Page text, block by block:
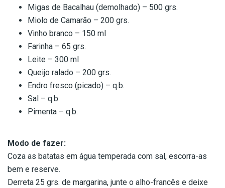
Migas de Bacalhau (demolhado) – 500 grs.
Miolo de Camarão – 200 grs.
Vinho branco – 150 ml
Farinha – 65 grs.
Leite – 300 ml
Queijo ralado – 200 grs.
Endro fresco (picado) – q.b.
Sal – q.b.
Pimenta – q.b.
Modo de fazer:
Coza as batatas em água temperada com sal, escorra-as
bem e reserve.
Derreta 25 grs. de margarina, junte o alho-francês e deixe